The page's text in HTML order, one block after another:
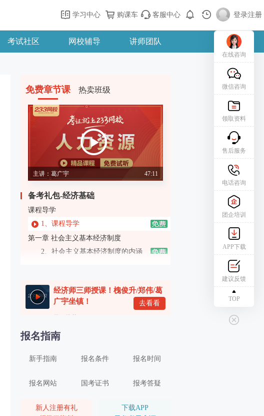
学习中心 购课车 客服中心 登录|注册
考试社区 网校辅导 讲师团队
免费章节课 热卖班级
主讲：葛广宇 47:11
备考礼包-经济基础
课程导学
1、课程导学
第一章 社会主义基本经济制度
2、社会主义基本经济制度的内涵
第二章 市场需求、供给与均衡价格
8、均衡价格
第三章 生产和成本理论
经济师三师授课！槐俊升/郑伟/葛
广宇坐镇！
去看看
报名指南
新手指南 报名条件 报名时间
报名网站 国考证书 报考答疑
新人注册有礼
下载APP
在线咨询
微信咨询
领取资料
售后服务
电话咨询
团企培训
APP下载
建议反馈
TOP